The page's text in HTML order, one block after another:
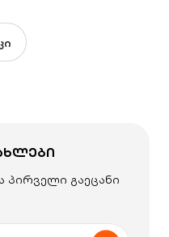
გაეცანი